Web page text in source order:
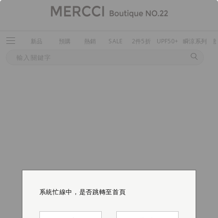
新品 預購 熱銷 SALE 2件5折 UPF50+ 瞬涼系列
系統忙線中，是否跳轉至首頁
系統忙線中，是否跳轉至首頁
系統忙線中，是否跳轉至首頁
系統忙線中，是否跳轉至首頁
系統忙線中，是否跳轉至首頁